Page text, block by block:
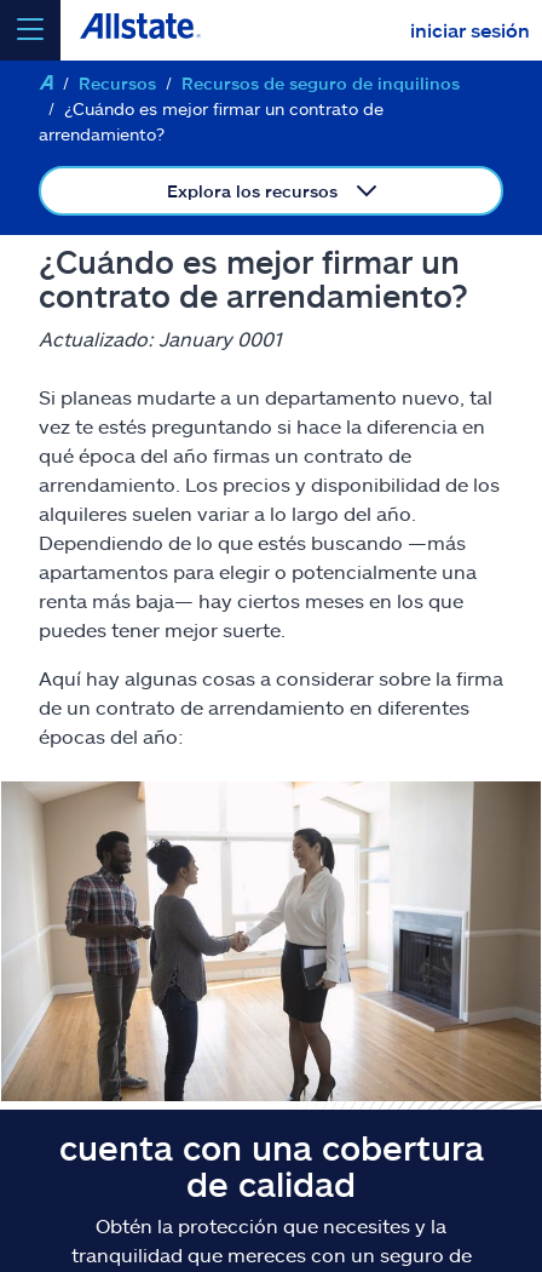
iniciar sesión
seleccionar un producto paracotizar
Select a Product
ir
Seguros y más
Recursos
Reclamos
Asistencia y apoyo
Buscar agente
Explore Allstate
English
Recursos
Recursos de seguro de inquilinos
¿Cuándo es mejor firmar un contrato de
arrendamiento?
Explora los recursos
¿Cuándo es mejor firmar un
contrato de arrendamiento?
Actualizado: January 0001
Si planeas mudarte a un departamento nuevo, tal
vez te estés preguntando si hace la diferencia en
qué época del año firmas un contrato de
arrendamiento. Los precios y disponibilidad de los
alquileres suelen variar a lo largo del año.
Dependiendo de lo que estés buscando —más
apartamentos para elegir o potencialmente una
renta más baja— hay ciertos meses en los que
puedes tener mejor suerte.
Aquí hay algunas cosas a considerar sobre la firma
de un contrato de arrendamiento en diferentes
épocas del año:
cuenta con una cobertura
de calidad
Obtén la protección que necesites y la
tranquilidad que mereces con un seguro de